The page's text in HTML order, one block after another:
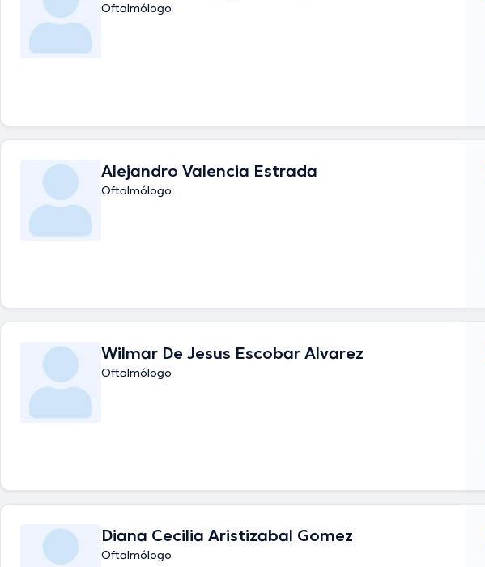
Oftalmólogo
Alejandro Valencia Estrada
Oftalmólogo
Wilmar De Jesus Escobar Alvarez
Oftalmólogo
Diana Cecilia Aristizabal Gomez
Oftalmólogo